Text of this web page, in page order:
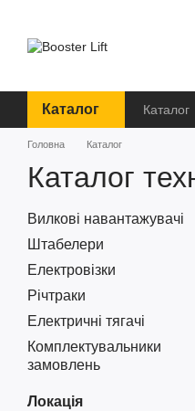
Каталог Каталог
Головна Каталог
Каталог
Вилкові навантажувачі
Штабелери
Електровізки
Річтраки
Електричні тягачі
Комплектувальники
замовлень
Локація